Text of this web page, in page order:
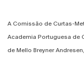
A Comissão de Curtas-
Academia Portuguesa de
de Mello Breyner